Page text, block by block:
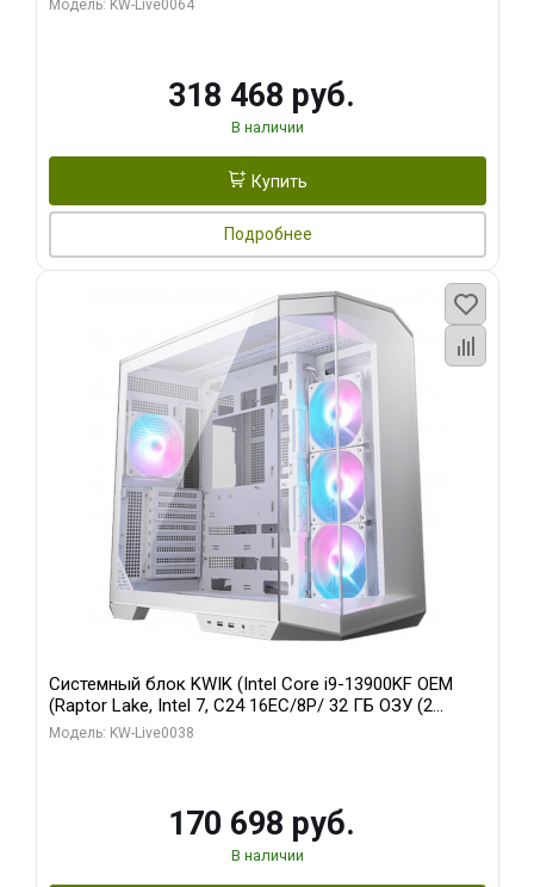
Модель: KW-Live0064
318 468 руб.
В наличии
Купить
Подробнее
Системный блок KWIK (Intel Core i9-13900KF OEM
(Raptor Lake, Intel 7, C24 16EC/8P/ 32 ГБ ОЗУ (2
модуля)/ Gigabyte RX9070XT GAMING OC 16GB GDDR6
Модель: KW-Live0038
170 698 руб.
В наличии